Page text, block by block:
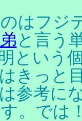
はフジ
と言う
という
きっと
参考に
。では